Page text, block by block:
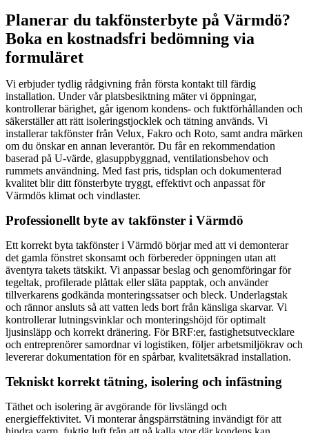
Planerar du takfönsterbyte på Värmdö?
Boka en kostnadsfri bedömning via
formuläret
Vi erbjuder tydlig rådgivning från första kontakt till färdig
installation. Under vår platsbesiktning mäter vi öppningar,
kontrollerar bärighet, går igenom kondens- och fuktförhållanden och
säkerställer att rätt isoleringstjocklek och tätning används. Vi
installerar takfönster från Velux, Fakro och Roto, samt andra märken
om du önskar en annan leverantör. Du får en rekommendation
baserad på U-värde, glasuppbyggnad, ventilationsbehov och
rummets användning. Med fast pris, tidsplan och dokumenterad
kvalitet blir ditt fönsterbyte tryggt, effektivt och anpassat för
Värmdös klimat och vindlaster.
Professionellt byte av takfönster i Värmdö
Ett korrekt byta takfönster i Värmdö börjar med att vi demonterar
det gamla fönstret skonsamt och förbereder öppningen utan att
äventyra takets tätskikt. Vi anpassar beslag och genomföringar för
tegeltak, profilerade plåttak eller släta papptak, och använder
tillverkarens godkända monteringssatser och bleck. Underlagstak
och rännor ansluts så att vatten leds bort från känsliga skarvar. Vi
kontrollerar lutningsvinklar och monteringshöjd för optimalt
ljusinsläpp och korrekt dränering. För BRF:er, fastighetsutvecklare
och entreprenörer samordnar vi logistiken, följer arbetsmiljökrav och
levererar dokumentation för en spårbar, kvalitetsäkrad installation.
Tekniskt korrekt tätning, isolering och infästning
Täthet och isolering är avgörande för livslängd och
energieffektivitet. Vi monterar ångspärrstätning invändigt för att